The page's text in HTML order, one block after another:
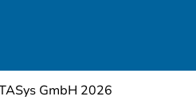
GmbH 2026